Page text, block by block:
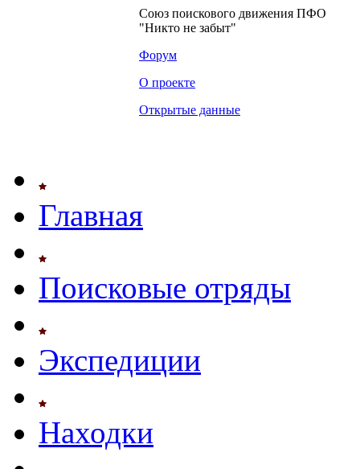
Союз поискового движения ПФО
"Никто не забыт"
Форум
О проекте
Открытые данные
Главная
Поисковые отряды
Экспедиции
Находки